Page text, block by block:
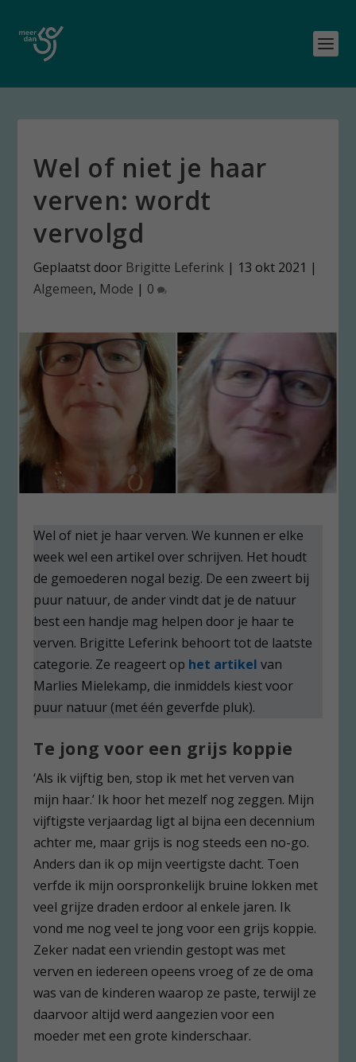
Wel of niet je haar
verven: wordt
vervolgd
Geplaatst door Brigitte Leferink | 13 okt 2021 |
Algemeen, Mode | 0
Wel of niet je haar verven. We kunnen er elke
week wel een artikel over schrijven. Het houdt
de gemoederen nogal bezig. De een zweert bij
puur natuur, de ander vindt dat je de natuur
best een handje mag helpen door je haar te
verven. Brigitte Leferink behoort tot de laatste
categorie. Ze reageert op het artikelvan
Marlies Mielekamp, die inmiddels kiest voor
puur natuur (met één geverfde pluk).
Te jong voor een grijs koppie
‘Als ik vijftig ben, stop ik met het verven van
mijn haar.’ Ik hoor het mezelf nog zeggen. Mijn
vijftigste verjaardag ligt al bijna een decennium
achter me, maar grijs is nog steeds een no-go.
Anders dan ik op mijn veertigste dacht. Toen
verfde ik mijn oorspronkelijk bruine lokken met
veel grijze draden erdoor al enkele jaren. Ik
vond me nog veel te jong voor een grijs koppie.
Zeker nadat een vriendin gestopt was met
verven en iedereen opeens vroeg of ze de oma
was van de kinderen waarop ze paste, terwijl ze
daarvoor altijd werd aangezien voor een
moeder met een grote kinderschaar.